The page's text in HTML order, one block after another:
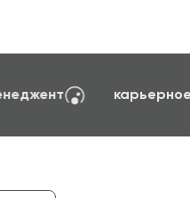
психология